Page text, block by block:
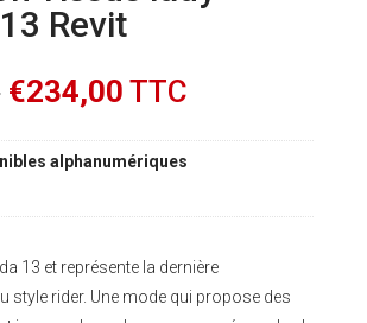
Revit
Le
initial
était :
€234,00Le
actuel
est :
TTC
alphanumériques
13 et représente la dernière
style rider. Une mode qui propose des